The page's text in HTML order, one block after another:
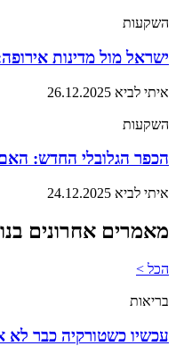
השקעות
ישראל מול מדינות
איתי לביא 26.12.2025
השקעות
הכפר הגלובלי החדש:
איתי לביא 24.12.2025
מאמרים אחרונים
הכל >
בריאות
עכשיו כשטורקיה כבר לא